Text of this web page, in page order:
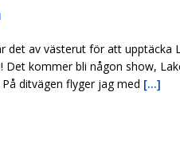
det av västerut för att upptäcka
Det kommer bli någon show,
ditvägen flyger jag med [...]